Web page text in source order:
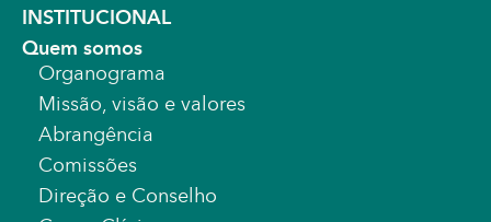
INSTITUCIONAL
Quem somos
Organograma
Missão, visão e valores
Abrangência
Comissões
Direção e Conselho